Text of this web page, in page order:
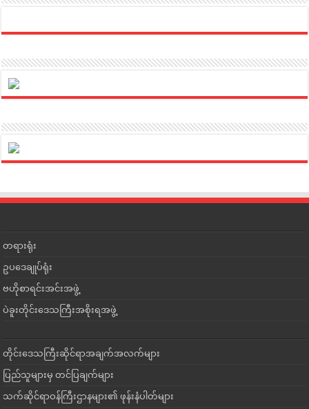
တရားရုံး
ဥပဒေချုပ်ရုံး
ဗဟိုစာရင်းအင်းအဖွဲ့
ပဲခူးတိုင်းဒေသကြီးအစိုးရအဖွဲ့
တိုင်းဒေသကြီးဆိုင်ရာအချက်အလက်များ
ပြည်သူများမှ တင်ပြချက်များ
သက်ဆိုင်ရာဝန်ကြီးဌာနများ၏ ဖုန်းနံပါတ်များ